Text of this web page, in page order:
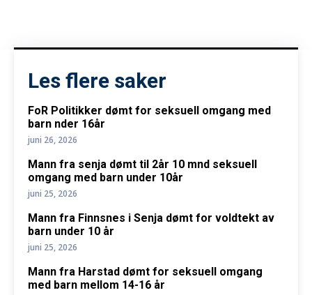
Les flere saker
FoR Politikker dømt for seksuell omgang med
barn nder 16år
juni 26, 2026
Mann fra senja dømt til 2år 10 mnd seksuell
omgang med barn under 10år
juni 25, 2026
Mann fra Finnsnes i Senja dømt for voldtekt av
barn under 10 år
juni 25, 2026
Mann fra Harstad dømt for seksuell omgang
med barn mellom 14-16 år